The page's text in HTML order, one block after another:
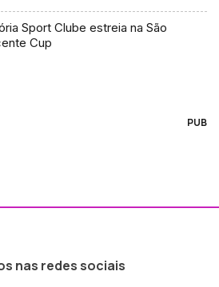
Sport Clube estreia na São
Cup
PUB
nas redes sociais